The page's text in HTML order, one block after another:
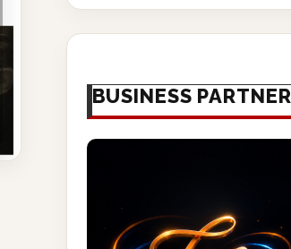
BUSINESS PARTNER